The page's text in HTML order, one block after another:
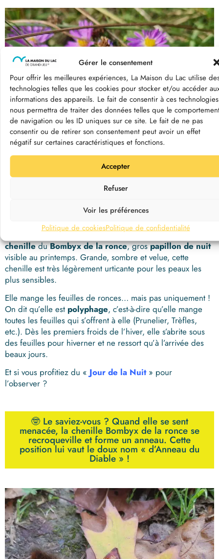
Gérer le consentement
Pour offrir les meilleures expériences, La Maison du Lac utilise
technologies telles que les cookies pour stocker et/ou accéder
informations des appareils. Le fait de consentir à ces technologies
nous permettra de traiter des données telles que le
de navigation ou les ID uniques sur ce site. Le fait de ne pas
consentir ou de retirer son consentement peut avoir un effet
négatif sur certaines caractéristiques et fonctions.
Accepter
Refuser
Voir les préférences
Politique de cookiesPolitique de confidentialité
Argus bleu ©MDL
L’automne à Grand-Lieu, c’est
aussi le temps des chenilles !
En vous promenant sur le sentier, vous apercevrez la
chenilleduBombyx de la ronce, grospapillon de nuit
visible au printemps. Grande, sombre et velue, cette
chenille est très légèrement urticante pour les peaux les
plus sensibles.
Elle mange les feuilles de ronces… mais pas uniquement !
On dit qu’elle est polyphage, c’est-à-dire qu’elle mange
toutes les feuilles qui s’offrent à elle (Prunelier, Trèfles,
etc.). Dès les premiers froids de l’hiver, elle s’abrite sous
des feuilles pour hiverner et ne ressort qu’à l’arrivée des
beaux jours.
Et si vous profitiez du « Jour de la Nuit » pour
l’observer ?
🤓 Le saviez-vous ? Quand elle se sent
menacée, la chenille Bombyx de la ronce se
recroqueville et forme un anneau. Cette
position lui vaut le doux nom « d’Anneau du
Diable » !